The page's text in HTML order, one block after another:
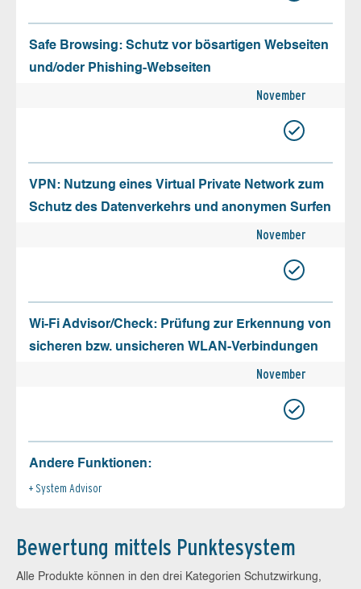
Safe Browsing: Schutz vor bösartigen Webseiten
und/oder Phishing-Webseiten
November
VPN: Nutzung eines Virtual Private Network zum
Schutz des Datenverkehrs und anonymen Surfen
November
Wi-Fi Advisor/Check: Prüfung zur Erkennung von
sicheren bzw. unsicheren WLAN-Verbindungen
November
Andere Funktionen:
System Advisor
Bewertung mittels Punktesystem
Alle Produkte können in den drei Kategorien Schutzwirkung,